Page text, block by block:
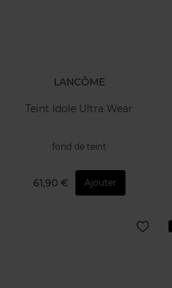
LANCÔME
Teint Idole Ultra Wear
fond de teint
61,90 € Ajouter